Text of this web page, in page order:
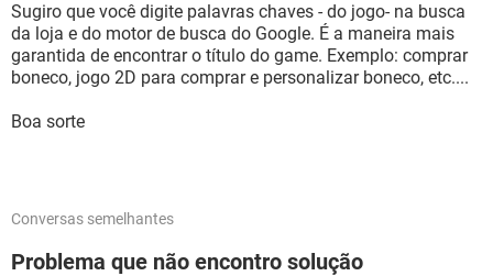
Sugiro que você digite palavras chaves - do jogo- na busca
da loja e do motor de busca do Google. É a maneira mais
garantida de encontrar o título do game. Exemplo: comprar
boneco, jogo 2D para comprar e personalizar boneco, etc....
Boa sorte
Conversas semelhantes
Problema que não encontro solução